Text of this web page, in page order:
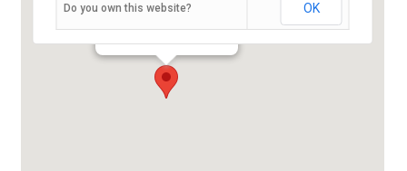
Veranstaltungen
Do you own this website? OK